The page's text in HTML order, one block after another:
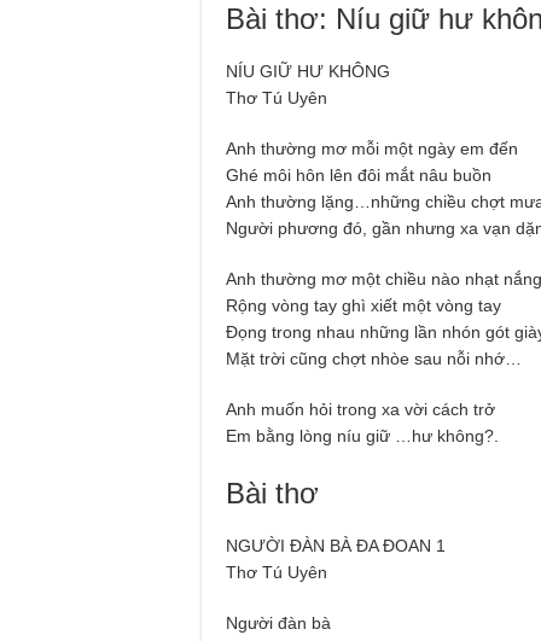
Bài thơ: Níu giữ hư
NÍU GIỮ HƯ KHÔNG
Thơ Tú Uyên
Anh thường mơ mỗi một ngày em đến
Ghé môi hôn lên đôi mắt nâu buồn
Anh thường lặng…những chiều chợt
Người phương đó, gần nhưng xa vạn
Anh thường mơ một chiều nào nhạt nắng
Rộng vòng tay ghì xiết một vòng tay
Đọng trong nhau những lần nhón gót
Mặt trời cũng chợt nhòe sau nỗi nhớ…
Anh muốn hỏi trong xa vời cách trở
Em bằng lòng níu giữ …hư không?.
Bài thơ
NGƯỜI ĐÀN BÀ ĐA ĐOAN 1
Thơ Tú Uyên
Người đàn bà